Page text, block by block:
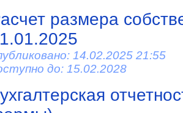
размера
14.02.2025 21:55
до: 15.02.2028